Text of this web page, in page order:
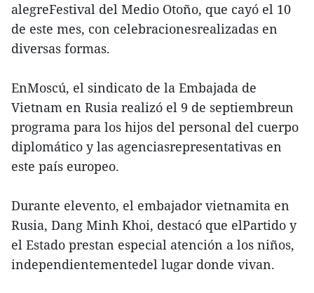
alegreFestival del Medio Otoño, que cayó el 10
de este mes, con celebracionesrealizadas en
diversas formas.
EnMoscú, el sindicato de la Embajada de
Vietnam en Rusia realizó el 9 de septiembreun
programa para los hijos del personal del cuerpo
diplomático y las agenciasrepresentativas en
este país europeo.
Durante elevento, el embajador vietnamita en
Rusia, Dang Minh Khoi, destacó que elPartido y
el Estado prestan especial atención a los niños,
independientementedel lugar donde vivan.